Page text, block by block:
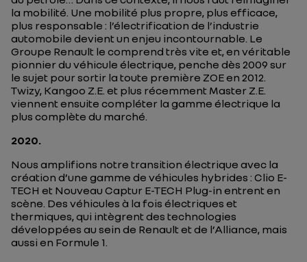
la mobilité. Une mobilité plus propre, plus efficace,
plus responsable : l’électrification de l’industrie
automobile devient un enjeu incontournable. Le
Groupe Renault le comprend très vite et, en véritable
pionnier du véhicule électrique, penche dès 2009 sur
le sujet pour sortir la toute première ZOE en 2012.
Twizy, Kangoo Z.E. et plus récemment Master Z.E.
viennent ensuite compléter la gamme électrique la
plus complète du marché.
2020.
Nous amplifions notre transition électrique avec la
création d’une gamme de véhicules hybrides : Clio E-
TECH et Nouveau Captur E-TECH Plug-in entrent en
scène. Des véhicules à la fois électriques et
thermiques, qui intègrent des technologies
développées au sein de Renault et de l’Alliance, mais
aussi en Formule 1.